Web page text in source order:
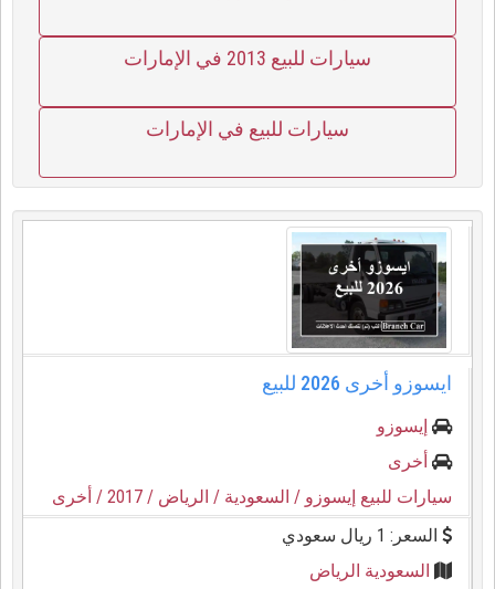
سيارات للبيع 2013 في الإمارات
سيارات للبيع في الإمارات
ايسوزو أخرى 2026 للبيع
إيسوزو
أخرى
سيارات للبيع إيسوزو / السعودية / الرياض / 2017
/ أخرى
السعر: 1 ريال سعودي
السعودية الرياض